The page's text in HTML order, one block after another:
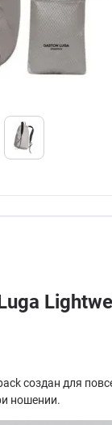
создан для
ношении.